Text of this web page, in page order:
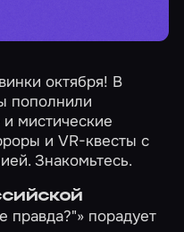
октября! В
пополнили
мистические
и VR-квесты с
Знакомьтесь.
правда?"»порадует